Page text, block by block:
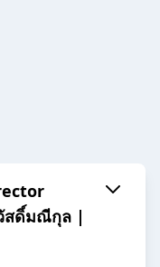
สดิ์มณีกุล |